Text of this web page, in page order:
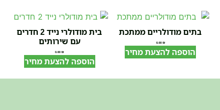
בתים מודולריים ממתכת
0.00 ₪
הוספה להצעת מחיר
בית מודולרי נייד 2 חדרים
עם שירותים
0.00₪
הוספה להצעת מחיר